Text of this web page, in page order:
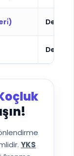
Devlet
Devlet
YKS